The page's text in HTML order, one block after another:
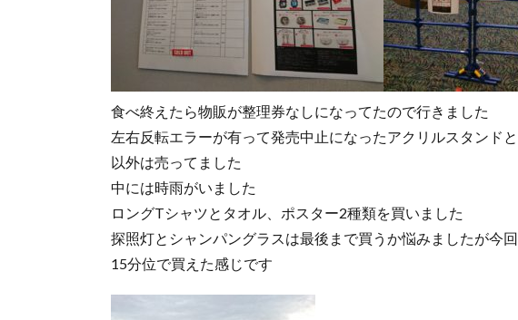
食べ終えたら物販が整理券なしになってたので行きました
左右反転エラーが有って発売中止になったアクリルスタンド
以外は売ってました
中には時雨がいました
ロングTシャツとタオル、ポスター2種類を買いました
探照灯とシャンパングラスは最後まで買うか悩みましたが今
15分位で買えた感じです